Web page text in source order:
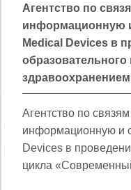
Агентство по
информационную
Medical Devices в
Агентство по
информационную и
Devices в
цикла